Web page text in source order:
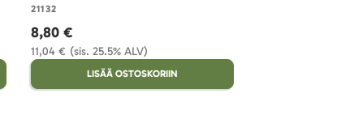
21132
(sis. 25.5% ALV)
11,04 €
8,80 €
LISÄÄ OSTOSKORIIN